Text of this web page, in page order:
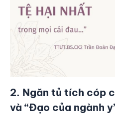
2. Ngăn tủ tích cóp
và “Đạo của ngành